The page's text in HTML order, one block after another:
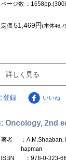
ページ数 ：
定価51,469円(本体
詳しく見る
登録 いいね
Oncology, 2nd
著者
：A.M.Shaaban,
hapman
ISBN
：978-0-323-